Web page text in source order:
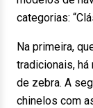
categorias:
Na primeira,
tradicionais,
de zebra. A
chinelos com